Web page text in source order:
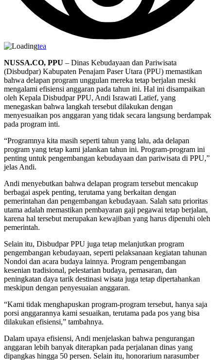
tea
NUSSA.CO, PPU – Dinas Kebudayaan dan Pariwisata
(Disbudpar) Kabupaten Penajam Paser Utara (PPU) memastikan
bahwa delapan program unggulan mereka tetap berjalan meski
mengalami efisiensi anggaran pada tahun ini. Hal ini disampaikan
oleh Kepala Disbudpar PPU, Andi Israwati Latief, yang
menegaskan bahwa langkah tersebut dilakukan dengan
menyesuaikan pos anggaran yang tidak secara langsung berdampak
pada program inti.
“Programnya kita masih seperti tahun yang lalu, ada delapan
program yang tetap kami jalankan tahun ini. Program-program ini
penting untuk pengembangan kebudayaan dan pariwisata di PPU,”
jelas Andi.
Andi menyebutkan bahwa delapan program tersebut mencakup
berbagai aspek penting, terutama yang berkaitan dengan
pemerintahan dan pengembangan kebudayaan. Salah satu prioritas
utama adalah memastikan pembayaran gaji pegawai tetap berjalan,
karena hal tersebut merupakan kewajiban yang harus dipenuhi oleh
pemerintah.
Selain itu, Disbudpar PPU juga tetap melanjutkan program
pengembangan kebudayaan, seperti pelaksanaan kegiatan tahunan
Nondoi dan acara budaya lainnya. Program pengembangan
kesenian tradisional, pelestarian budaya, pemasaran, dan
peningkatan daya tarik destinasi wisata juga tetap dipertahankan
meskipun dengan penyesuaian anggaran.
“Kami tidak menghapuskan program-program tersebut, hanya saja
porsi anggarannya kami sesuaikan, terutama pada pos yang bisa
dilakukan efisiensi,” tambahnya.
Dalam upaya efisiensi, Andi menjelaskan bahwa pengurangan
anggaran lebih banyak diterapkan pada perjalanan dinas yang
dipangkas hingga 50 persen. Selain itu, honorarium narasumber